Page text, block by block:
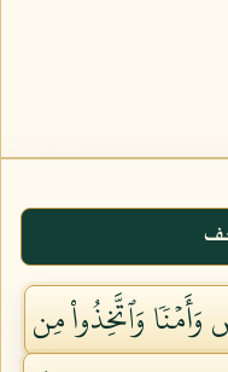
وَٱتَّخِذُواْ مِن